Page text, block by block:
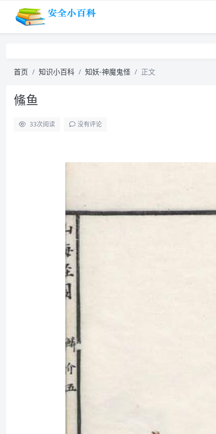
首页 知识小百科 知妖-神魔鬼怪 正文
鯈鱼
33次阅读 没有评论